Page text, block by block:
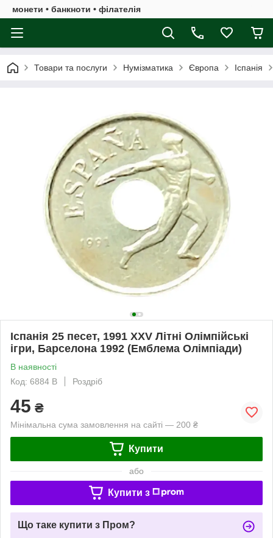
монети • банкноти • філателія
Товари та послуги Нумізматика Європа Іспанія
Іспанія 25 песет, 1991 XXV Літні Олімпійські
ігри, Барселона 1992 (Емблема Олімпіади)
В наявності
Код: 6884 B
Роздріб
45 ₴
Мінімальна сума замовлення на сайті — 200 ₴
Купити
або
Купити з
Що таке купити з Пром?